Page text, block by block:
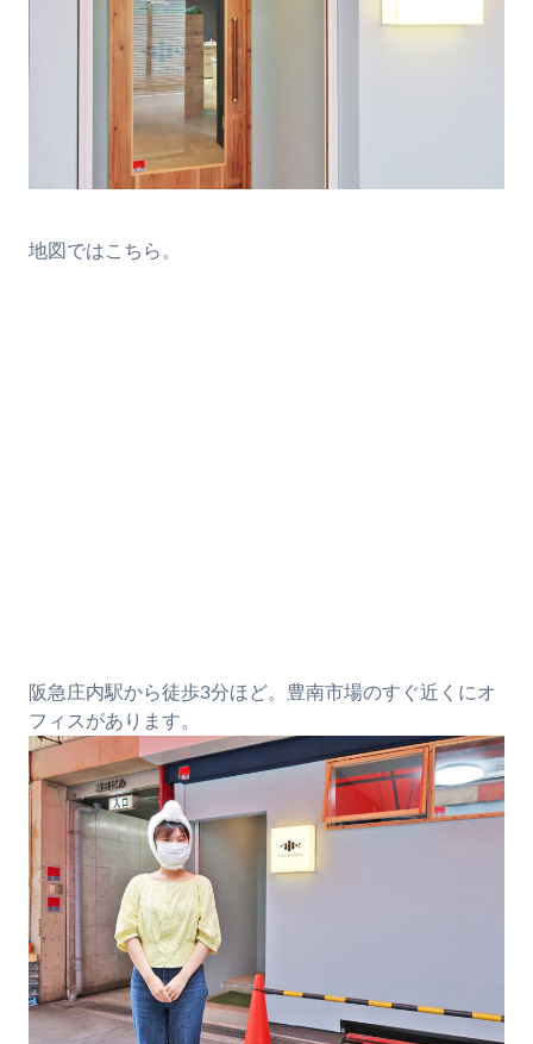
地図ではこちら。
阪急庄内駅から徒歩3分ほど。豊南市場のすぐ近くにオ
フィスがあります。